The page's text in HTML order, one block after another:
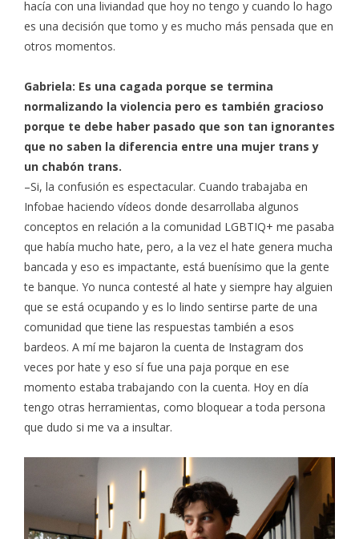
hacía con una liviandad que hoy no tengo y cuando lo hago
es una decisión que tomo y es mucho más pensada que en
otros momentos.
Gabriela: Es una cagada porque se termina
normalizando la violencia pero es también gracioso
porque te debe haber pasado que son tan ignorantes
que no saben la diferencia entre una mujer trans y
un chabón trans.
–Si, la confusión es espectacular. Cuando trabajaba en
Infobae haciendo vídeos donde desarrollaba algunos
conceptos en relación a la comunidad LGBTIQ+ me pasaba
que había mucho hate, pero, a la vez el hate genera mucha
bancada y eso es impactante, está buenísimo que la gente
te banque. Yo nunca contesté al hate y siempre hay alguien
que se está ocupando y es lo lindo sentirse parte de una
comunidad que tiene las respuestas también a esos
bardeos. A mí me bajaron la cuenta de Instagram dos
veces por hate y eso sí fue una paja porque en ese
momento estaba trabajando con la cuenta. Hoy en día
tengo otras herramientas, como bloquear a toda persona
que dudo si me va a insultar.